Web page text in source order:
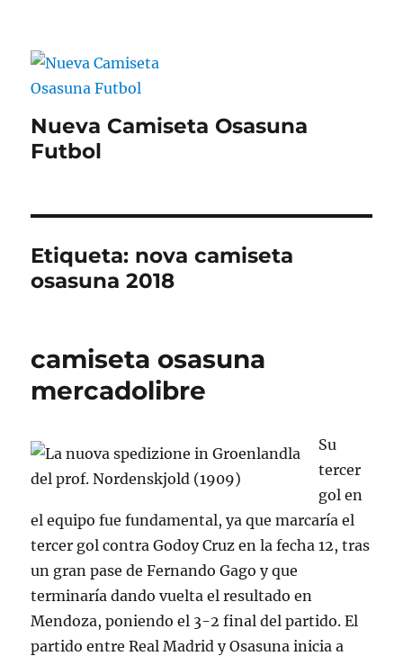
Nueva Camiseta Osasuna
Futbol
Etiqueta: nova camiseta
osasuna 2018
camiseta osasuna
mercadolibre
Su
tercer
gol en
el equipo fue fundamental, ya que marcaría el
tercer gol contra Godoy Cruz en la fecha 12, tras
un gran pase de Fernando Gago y que
terminaría dando vuelta el resultado en
Mendoza, poniendo el 3-2 final del partido. El
partido entre Real Madrid y Osasuna inicia a